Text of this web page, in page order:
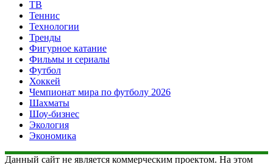
ТВ
Теннис
Технологии
Тренды
Фигурное катание
Фильмы и сериалы
Футбол
Хоккей
Чемпионат мира по футболу 2026
Шахматы
Шоу-бизнес
Экология
Экономика
Данный сайт не является коммерческим проектом. На этом